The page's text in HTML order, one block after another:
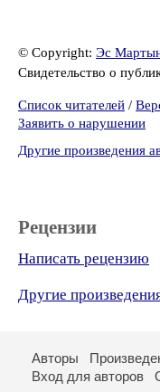
© Copyright: Эс
Свидетельство о
Список читателей /
Заявить о нарушении
Другие произведения
Рецензии
Написать рецензию
Другие
Авторы
Вход для авторов